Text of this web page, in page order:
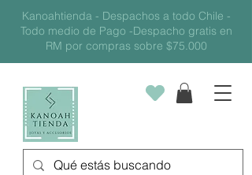
Kanoahtienda - Despachos a todo Chile -
Todo medio de Pago -Despacho gratis en
RM por compras sobre $75.000